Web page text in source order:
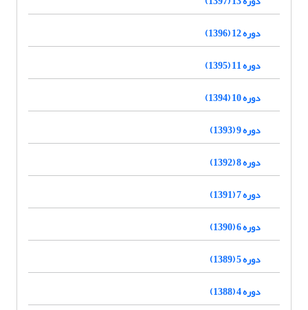
دوره 12 (1396)
دوره 11 (1395)
دوره 10 (1394)
دوره 9 (1393)
دوره 8 (1392)
دوره 7 (1391)
دوره 6 (1390)
دوره 5 (1389)
دوره 4 (1388)